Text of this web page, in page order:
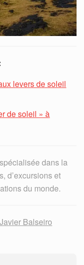
levers de soleil
de soleil » à
dans la
d’excursions et
du monde.
Javier Balseiro